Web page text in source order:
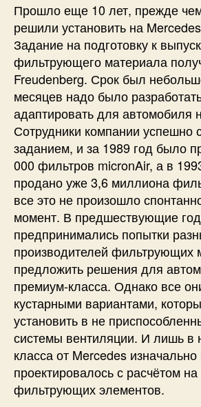
Прошло еще 10 лет, прежде
решили установить на
Задание на подготовку к
фильтрующего материала
Freudenberg. Срок был
месяцев надо было
адаптировать для автомобиля
Сотрудники компании успешно
заданием, и за 1989 год было
000 фильтров micronAir, а в
продано уже 3,6 миллиона
все это не произошло
момент. В предшествующие
предпринимались попытки
производителей фильтрующих
предложить решения для
премиум-класса. Однако все
кустарными вариантами,
установить в не
системы вентиляции. И лишь в
класса от Mercedes изначально
проектировалось с расчётом на
фильтрующих элементов.